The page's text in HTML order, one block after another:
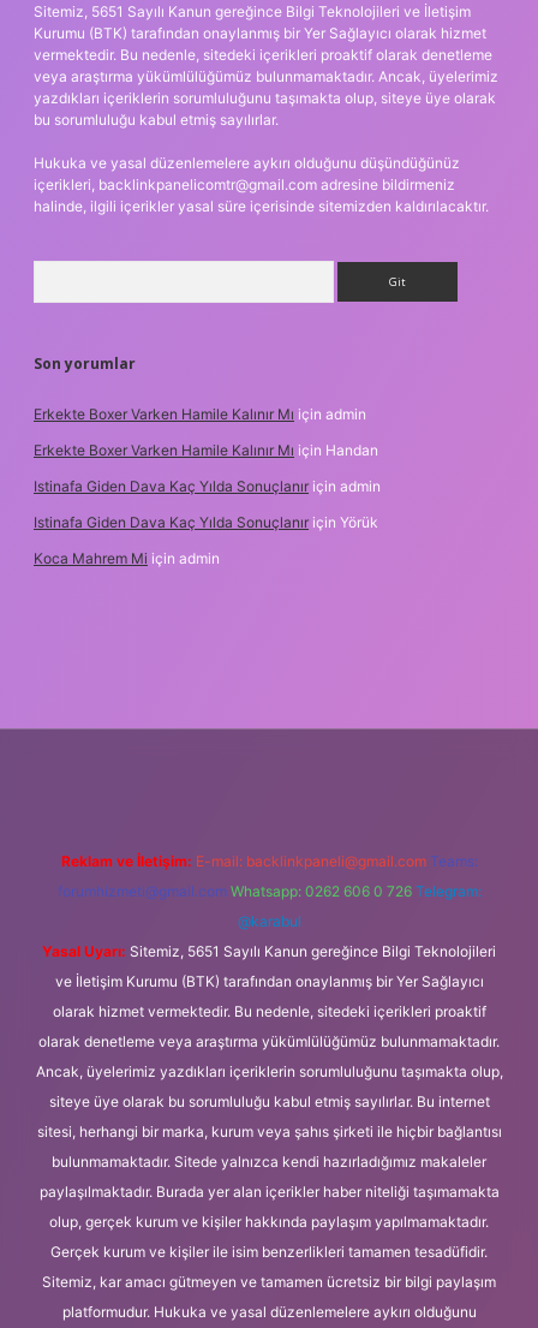
Sitemiz, 5651 Sayılı Kanun gereğince Bilgi Teknolojileri ve İletişim
Kurumu (BTK) tarafından onaylanmış bir Yer Sağlayıcı olarak hizmet
vermektedir. Bu nedenle, sitedeki içerikleri proaktif olarak denetleme
veya araştırma yükümlülüğümüz bulunmamaktadır. Ancak, üyelerimiz
yazdıkları içeriklerin sorumluluğunu taşımakta olup, siteye üye olarak
bu sorumluluğu kabul etmiş sayılırlar.
Hukuka ve yasal düzenlemelere aykırı olduğunu düşündüğünüz
içerikleri, backlinkpanelicomtr@gmail.com adresine bildirmeniz
halinde, ilgili içerikler yasal süre içerisinde sitemizden kaldırılacaktır.
Son yorumlar
Erkekte Boxer Varken Hamile Kalınır Mı için admin
Erkekte Boxer Varken Hamile Kalınır Mı için Handan
Istinafa Giden Dava Kaç Yılda Sonuçlanır için admin
Istinafa Giden Dava Kaç Yılda Sonuçlanır için Yörük
Koca Mahrem Mi için admin
Reklam ve İletişim: E-mail: backlinkpaneli@gmail.com Teams:
forumhizmeti@gmail.com Whatsapp: 0262 606 0 726 Telegram:
@karabul
Yasal Uyarı: Sitemiz, 5651 Sayılı Kanun gereğince Bilgi Teknolojileri
ve İletişim Kurumu (BTK) tarafından onaylanmış bir Yer Sağlayıcı
olarak hizmet vermektedir. Bu nedenle, sitedeki içerikleri proaktif
olarak denetleme veya araştırma yükümlülüğümüz bulunmamaktadır.
Ancak, üyelerimiz yazdıkları içeriklerin sorumluluğunu taşımakta olup,
siteye üye olarak bu sorumluluğu kabul etmiş sayılırlar. Bu internet
sitesi, herhangi bir marka, kurum veya şahıs şirketi ile hiçbir bağlantısı
bulunmamaktadır. Sitede yalnızca kendi hazırladığımız makaleler
paylaşılmaktadır. Burada yer alan içerikler haber niteliği taşımamakta
olup, gerçek kurum ve kişiler hakkında paylaşım yapılmamaktadır.
Gerçek kurum ve kişiler ile isim benzerlikleri tamamen tesadüfidir.
Sitemiz, kar amacı gütmeyen ve tamamen ücretsiz bir bilgi paylaşım
platformudur. Hukuka ve yasal düzenlemelere aykırı olduğunu